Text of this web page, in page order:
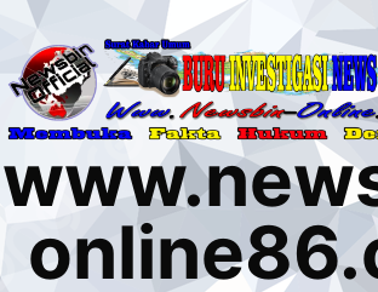
Skip
content